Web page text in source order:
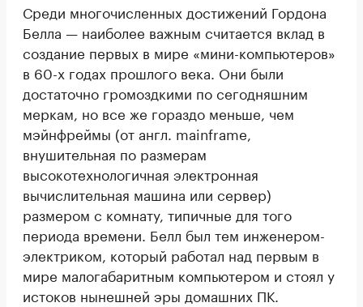
Среди многочисленных достижений Гордона
Белла — наиболее важным считается вклад в
создание первых в мире «мини-компьютеров»
в 60-х годах прошлого века. Они были
достаточно громоздкими по сегодняшним
меркам, но все же гораздо меньше, чем
мэйнфреймы (от англ. mainframe,
внушительная по размерам
высокотехнологичная электронная
вычислительная машина или сервер)
размером с комнату, типичные для того
периода времени. Белл был тем инженером-
электриком, который работал над первым в
мире малогабаритным компьютером и стоял у
истоков нынешней эры домашних ПК.